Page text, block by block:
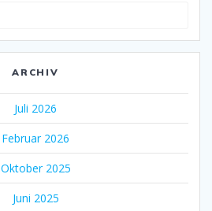
ARCHIV
Juli 2026
Februar 2026
Oktober 2025
Juni 2025